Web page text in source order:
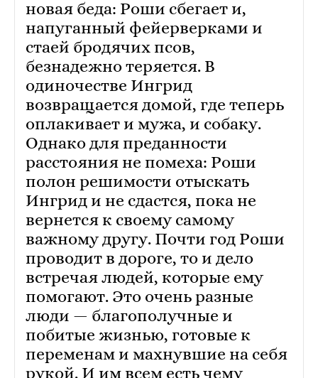
новая беда: Роши сбегает и,
напуганный фейерверками и
стаей бродячих псов,
безнадежно теряется. В
одиночестве Ингрид
возвращается домой, где теперь
оплакивает и мужа, и собаку.
Однако для преданности
расстояния не помеха: Роши
полон решимости отыскать
Ингрид и не сдастся, пока не
вернется к своему самому
важному другу. Почти год Роши
проводит в дороге, то и дело
встречая людей, которые ему
помогают. Это очень разные
люди — благополучные и
побитые жизнью, готовые к
переменам и махнувшие на себя
рукой. И им всем есть чему